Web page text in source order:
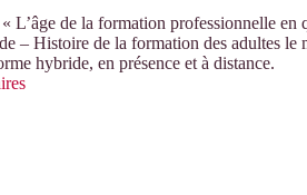
« L’âge de la formation professionnelle en
– Histoire de la formation des adultes
hybride, en présence et à distance.